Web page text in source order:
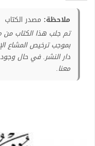
ملاحظة: مصدر الكتاب
بموجب ترخيص المشاع
دار النشر. في حال
معنا.